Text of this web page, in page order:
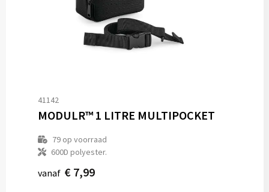
41142
MODULR™ 1 LITRE MULTIPOCKET
79op voorraad
600D polyester.
vanaf € 7,99